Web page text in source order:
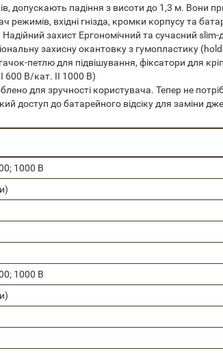
допускають падіння з висоти до 1,3 м. Вони
режимів, вхідні гнізда, кромки корпусу та
Надійний захист Ергономічний та сучасний
захисну окантовку з гумопластику
петлю для підвішування, фіксатори для
600 В/кат. II 1000 В)
для зручності користувача. Тепер не
доступ до батарейного відсіку для заміни
1000 В
1000 В